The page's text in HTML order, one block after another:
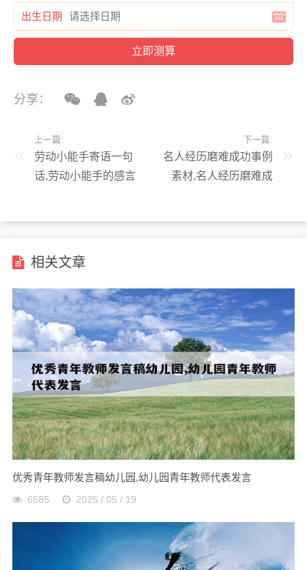
出生日期
分享：
上一篇:
劳动小能手寄语一句
话,劳动小能手的感言
下一篇:
名人经历磨难成功事例
素材,名人经历磨难成
相关文章
优秀青年教师发言稿幼儿园,幼儿园青年教师代表发言
6585 2025 / 05 / 19